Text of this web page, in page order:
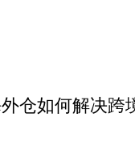
仓如何解决跨